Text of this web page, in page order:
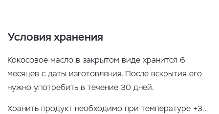
Условия хранения
Кокосовое масло в закрытом виде хранится 6
месяцев с даты изготовления. После вскрытия его
нужно употребить в течение 30 дней.
Хранить продукт необходимо при температуре +3…